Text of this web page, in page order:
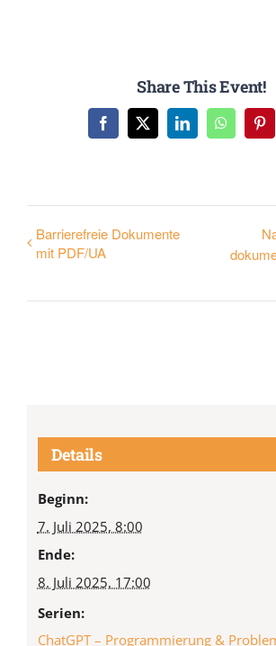
Share This Event!
Facebook
X LinkedInWhatsApp
Barrierefreie Dokumente
mit PDF/UA
Details
Beginn:
7. Juli 2025, 8:00
Ende:
8. Juli 2025, 17:00
Serien:
ChatGPT – Programmierung &